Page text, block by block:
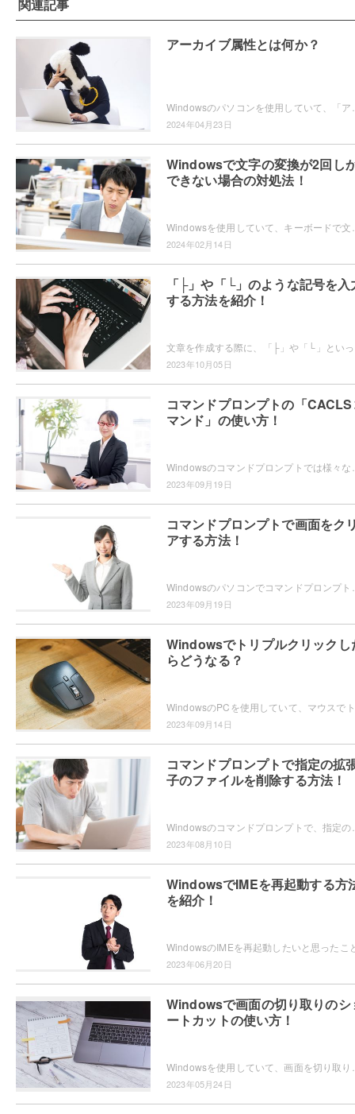
関連記事
アーカイブ属性とは何か？
2024年04月23日
Windowsで文字の変換が2回し
できない場合の対処法！
2024年02月14日
「├」や「└」のような記号を入
する方法を紹介！
2023年10月05日
コマンドプロンプトの「
マンド」の使い方！
2023年09月19日
コマンドプロンプトで画面をク
アする方法！
2023年09月19日
Windowsでトリプルクリックし
らどうなる？
2023年09月14日
コマンドプロンプトで指定の拡
子のファイルを削除する方法！
2023年08月10日
WindowsでIMEを再起動する方
を紹介！
2023年06月20日
Windowsで画面の切り取りのシ
ートカットの使い方！
2023年05月24日